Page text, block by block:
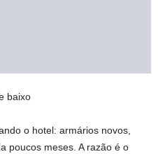
baixo
o hotel: armários novos,
poucos meses. A razão é o